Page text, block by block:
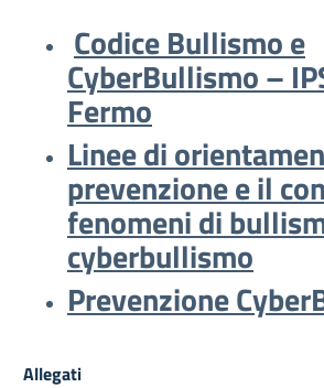
Codice Bullismo e
CyberBullismo –
Fermo
Linee di
prevenzione e il
fenomeni di
cyberbullismo
Prevenzione
Allegati